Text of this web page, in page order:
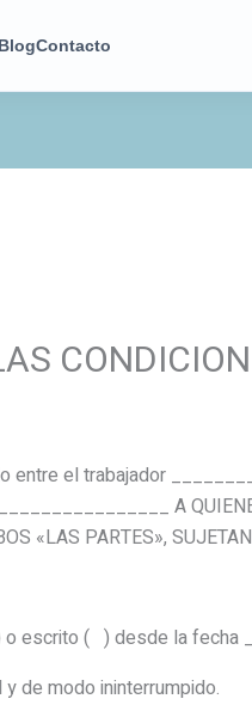
Contacto
el trabajador
A
«LAS PARTES»,
o escrito ( ) desde la fecha
de modo ininterrumpido.